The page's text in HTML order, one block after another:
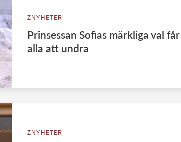
ZNYHETER
Prinsessan Sofias märkliga val får
alla att undra
ZNYHETER